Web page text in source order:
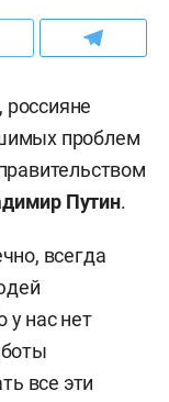
проблем
Путин.
всегда
у нас нет
все эти